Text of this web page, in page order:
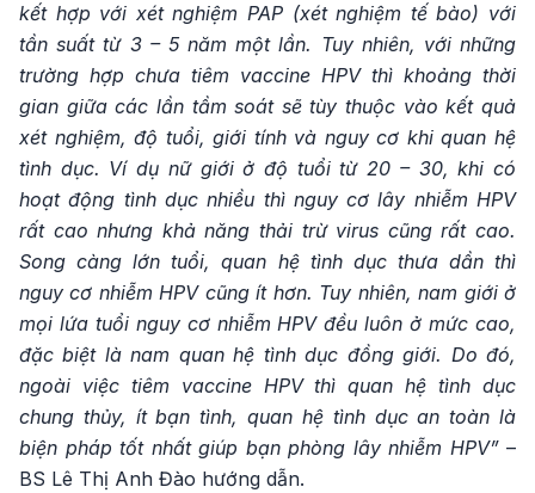
kết hợp với xét nghiệm PAP (xét nghiệm tế bào) với
tần suất từ 3 – 5 năm một lần. Tuy nhiên, với những
trường hợp chưa tiêm vaccine HPV thì khoảng thời
gian giữa các lần tầm soát sẽ tùy thuộc vào kết quả
xét nghiệm, độ tuổi, giới tính và nguy cơ khi quan hệ
tình dục. Ví dụ nữ giới ở độ tuổi từ 20 – 30, khi có
hoạt động tình dục nhiều thì nguy cơ lây nhiễm HPV
rất cao nhưng khả năng thải trừ virus cũng rất cao.
Song càng lớn tuổi, quan hệ tình dục thưa dần thì
nguy cơ nhiễm HPV cũng ít hơn. Tuy nhiên, nam giới ở
mọi lứa tuổi nguy cơ nhiễm HPV đều luôn ở mức cao,
đặc biệt là nam quan hệ tình dục đồng giới. Do đó,
ngoài việc tiêm vaccine HPV thì quan hệ tình dục
chung thủy, ít bạn tình, quan hệ tình dục an toàn là
biện pháp tốt nhất giúp bạn phòng lây nhiễm HPV”–
BS Lê Thị Anh Đào hướng dẫn.